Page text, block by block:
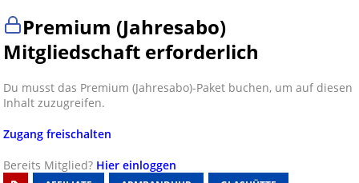
Premium (Jahresabo)
Mitgliedschaft erforderlich
Du musst das Premium (Jahresabo)-Paket buchen, um auf diesen
Inhalt zuzugreifen.
Zugang freischalten
Bereits Mitglied? Hier einloggen